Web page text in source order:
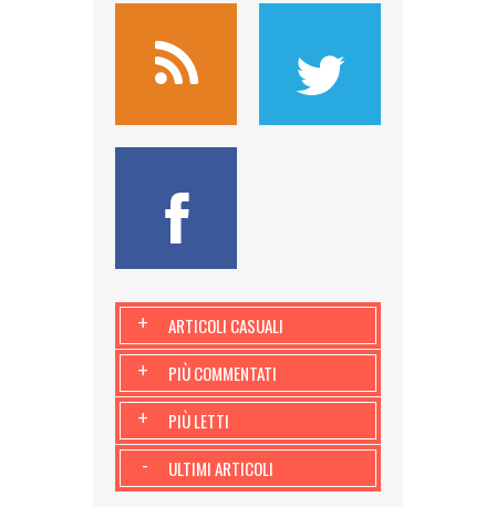
ARTICOLI CASUALI
+
PIÙ COMMENTATI
+
PIÙ LETTI
+
ULTIMI ARTICOLI
-